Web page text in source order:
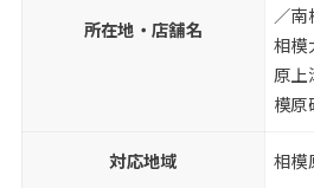
所在地・店舗名
／
相模
原上
模原
対応地域 相模